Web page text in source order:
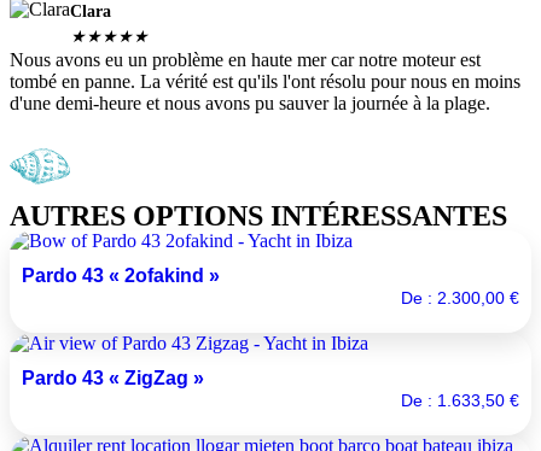
Clara
★★★★★
Nous avons eu un problème en haute mer car notre moteur est
tombé en panne. La vérité est qu'ils l'ont résolu pour nous en moins
d'une demi-heure et nous avons pu sauver la journée à la plage.
AUTRES OPTIONS INTÉRESSANTES
Pardo 43 « 2ofakind »
De : 2.300,00 €
Pardo 43 « ZigZag »
De : 1.633,50 €